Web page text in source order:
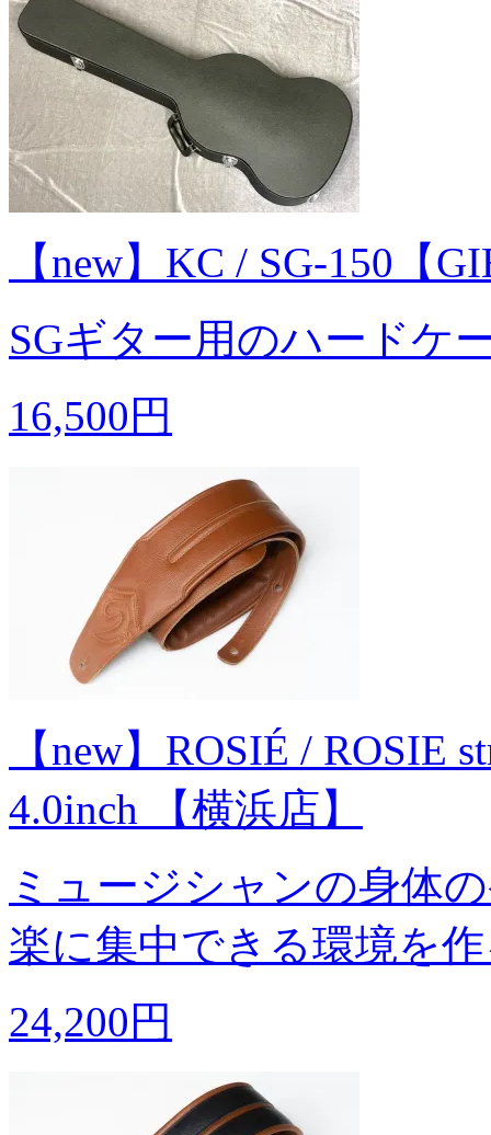
【new】KC / SG-150【
SGギター用のハードケ
16,500円
【new】ROSIÉ / ROSIE
4.0inch 【横浜店】
ミュージシャンの身体
楽に集中できる環境を
24,200円